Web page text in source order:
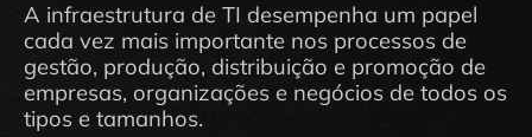
A infraestrutura de TI desempenha um papel
cada vez mais importante nos processos de
gestão, produção, distribuição e promoção de
empresas, organizações e negócios de todos os
tipos e tamanhos.